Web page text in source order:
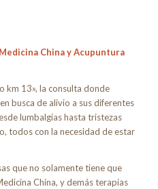
China y Acupuntura
km 13», la consulta donde
busca de alivio a sus diferentes
lumbalgias hasta tristezas
todos con la necesidad de estar
que no solamente tiene que
China, y demás terapias